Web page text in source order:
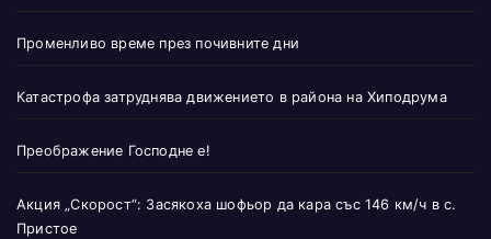
Променливо време през почивните дни
Катастрофа затруднява движението в района на Хиподрума
Преображение Господне е!
Акция „Скорост“: Засякоха шофьор да кара със 146 км/ч в с.
Пристое